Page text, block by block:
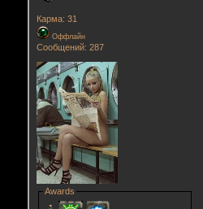
Карма: 31
Оффлайн
Сообщений: 287
Awards